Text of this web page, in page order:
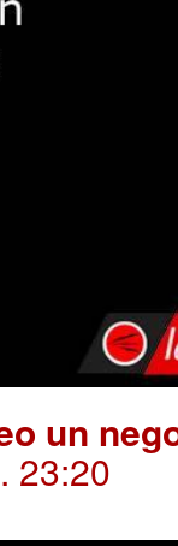
un
. 23:20